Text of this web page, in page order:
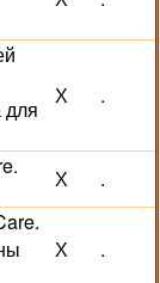
Х .
Х .
Х .